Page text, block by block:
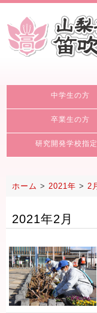
中学生の方
卒業生の方
研究開発学校指
ホーム > 2021年 > 2
2021年2月